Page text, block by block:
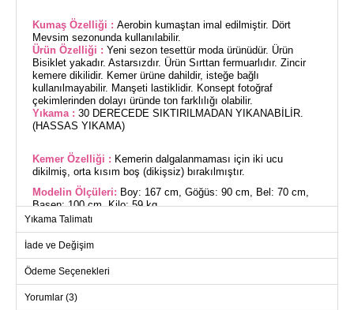
Kumaş Özelliği : Aerobin kumaştan imal edilmiştir. Dört
Mevsim sezonunda kullanılabilir.
Ürün Özelliği : Yeni sezon tesettür moda ürünüdür. Ürün
Bisiklet yakadır. Astarsızdır. Ürün Sırttan fermuarlıdır. Zincir
kemere dikilidir. Kemer ürüne dahildir, isteğe bağlı
kullanılmayabilir. Manşeti lastiklidir. Konsept fotoğraf
çekimlerinden dolayı üründe ton farklılığı olabilir.
Yıkama : 30 DERECEDE SIKTIRILMADAN YIKANABİLİR.
(HASSAS YIKAMA)
Kemer Özelliği : Kemerin dalgalanmaması için iki ucu
dikilmiş, orta kısım boş (dikişsiz) bırakılmıştır.
Modelin Ölçüleri: Boy: 167 cm, Göğüs: 90 cm, Bel: 70 cm,
Basen: 100 cm, Kilo: 59 kg.
(Modelin üzerindeki ürün 38 bedendir.)
Zincir Kemerli Aerobin Tulum, dört mevsim rahatlıkla
kullanabileceğiniz modern bir tesettür kıyafetidir. 30 derecede
hassas yıkama ile temizlenebilen bu tulum, dayanıklı Aerobin
kumaştan üretilmiştir. Bisiklet yaka ve astarsız tasarımı ile
şıklığı konforla birleştirir. Sırttan fermuarlı olan tulumun
Yıkama Talimatı
İade ve Değişim
Ödeme Seçenekleri
Yorumlar (3)